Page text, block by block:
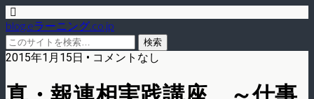
blog.eラーニング.co.jp
2015年1月15日 • コメントなし